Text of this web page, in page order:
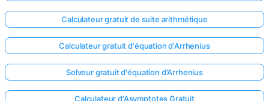
Calculateur gratuit de suite arithmétique
Calculateur gratuit d'équation d'Arrhenius
Solveur gratuit d'équation d'Arrhenius
Calculateur d'Asymptotes Gratuit